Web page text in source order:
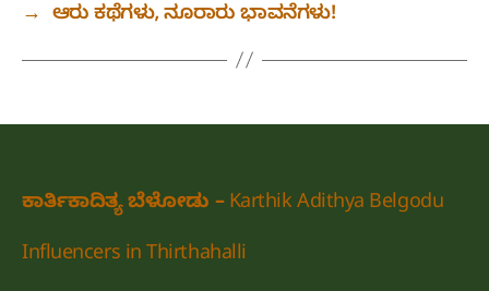
→ ಆರು ಕಥೆಗಳು, ನೂರಾರು ಭಾವನೆಗಳು!
ಕಾರ್ತಿಕಾದಿತ್ಯ ಬೆಳೋಡು – Karthik Adithya Belgodu
Influencers in Thirthahalli